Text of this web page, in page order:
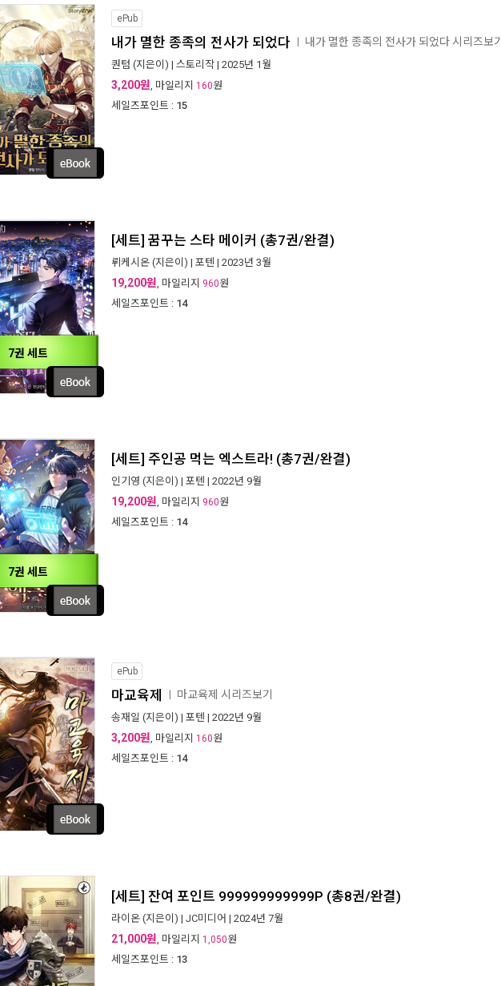
ePub
내가 멸한 종족의 전사가 되었다 내가 멸한 종족의 전사가 되었다 시리즈보기
퀀텀 (지은이) | 스토리작 | 2025년 1월
3,200원, 마일리지 160원
세일즈포인트 : 15
7권 세트
[세트] 꿈꾸는 스타 메이커 (총7권/완결)
뤼케시온 (지은이) | 포텐 | 2023년 3월
19,200원, 마일리지 960원
세일즈포인트 : 14
7권 세트
[세트] 주인공 먹는 엑스트라! (총7권/완결)
인기영 (지은이) | 포텐 | 2022년 9월
19,200원, 마일리지 960원
세일즈포인트 : 14
ePub
마교육제 마교육제 시리즈보기
송재일 (지은이) | 포텐 | 2022년 9월
3,200원, 마일리지 160원
세일즈포인트 : 14
[세트] 잔여 포인트 999999999999P (총8권/완결)
라이온 (지은이) | JC미디어 | 2024년 7월
21,000원, 마일리지 1,050원
세일즈포인트 : 13